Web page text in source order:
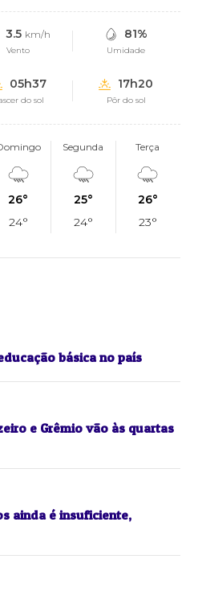
3.5 km/h
Vento
81%
Umidade
05h37
do sol
17h20
Pôr do sol
26°
24°
Segunda
25°
24°
Terça
26°
23°
básica no país
e Grêmio vão às quartas
ainda é insuficiente,